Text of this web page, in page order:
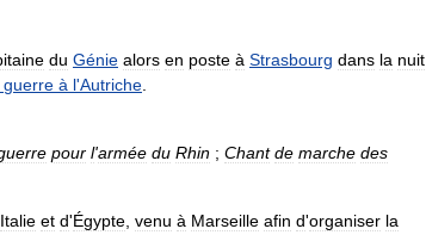
du Génie alors en poste à Strasbourg dans la nuit
guerre à l'Autriche
pour l'armée du Rhin ; Chant de marche des
Italie et d'Égypte venu à Marseille afin d'organiser la